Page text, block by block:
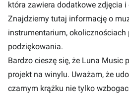
która zawiera dodatkowe zdjęcia i
Znajdziemy tutaj informację o
instrumentarium, okolicznościach
podziękowania.
Bardzo cieszę się, że Luna Music
projekt na winylu. Uważam, że
czarnym krążku nie tylko